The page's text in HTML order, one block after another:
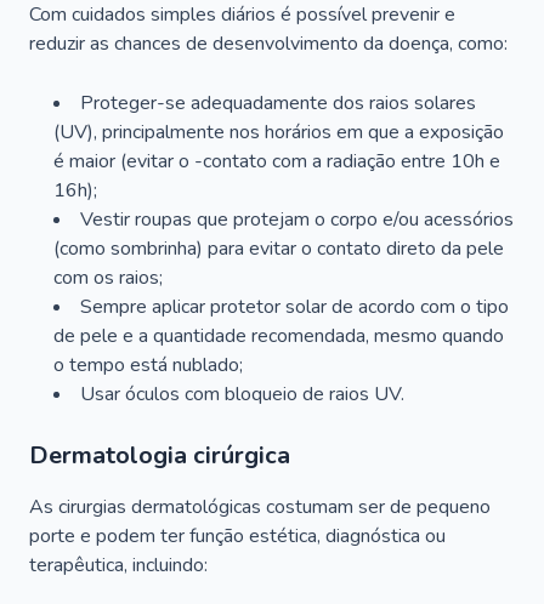
Com cuidados simples diários é possível prevenir e
reduzir as chances de desenvolvimento da doença, como:
Proteger-se adequadamente dos raios solares
(UV), principalmente nos horários em que a exposição
é maior (evitar o -contato com a radiação entre 10h e
16h);
Vestir roupas que protejam o corpo e/ou acessórios
(como sombrinha) para evitar o contato direto da pele
com os raios;
Sempre aplicar protetor solar de acordo com o tipo
de pele e a quantidade recomendada, mesmo quando
o tempo está nublado;
Usar óculos com bloqueio de raios UV.
Dermatologia cirúrgica
As cirurgias dermatológicas costumam ser de pequeno
porte e podem ter função estética, diagnóstica ou
terapêutica, incluindo: